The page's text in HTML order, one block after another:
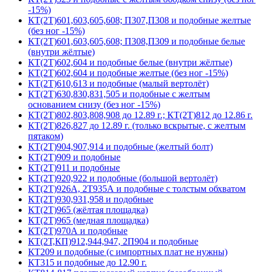
-15%)
КТ(2Т)601,603,605,608; П307,П308 и подобные желтые
(без ног -15%)
КТ(2Т)601,603,605,608; П308,П309 и подобные белые
(внутри жёлтые)
КТ(2Т)602,604 и подобные белые (внутри жёлтые)
КТ(2Т)602,604 и подобные желтые (без ног -15%)
КТ(2Т)610,613 и подобные (малый вертолёт)
КТ(2Т)630,830,831,505 и подобные с желтым
основанием снизу (без ног -15%)
КТ(2Т)802,803,808,908 до 12.89 г.; КТ(2Т)812 до 12.86 г.
КТ(2Т)826,827 до 12.89 г. (только вскрытые, с желтым
пятаком)
КТ(2Т)904,907,914 и подобные (желтый болт)
КТ(2Т)909 и подобные
КТ(2Т)911 и подобные
КТ(2Т)920,922 и подобные (большой вертолёт)
КТ(2Т)926А, 2Т935А и подобные с толстым обхватом
КТ(2Т)930,931,958 и подобные
КТ(2Т)965 (жёлтая площадка)
КТ(2Т)965 (медная площадка)
КТ(2Т)970А и подобные
КТ(2Т,КП)912,944,947, 2П904 и подобные
КТ209 и подобные (с импортных плат не нужны)
КТ315 и подобные до 12.90 г.